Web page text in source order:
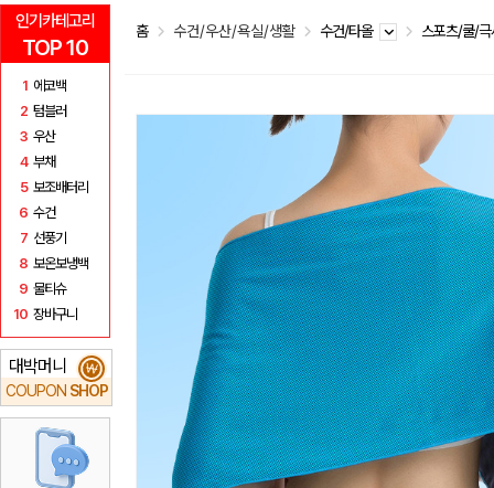
인기카테고리
TOP 10
1 에코백
2 텀블러
3 우산
4 부채
5 보조배터리
6 수건
7 선풍기
8 보온보냉백
9 물티슈
10 장바구니
대박머니
COUPON SHOP
₩
홈 수건/우산/욕실/생활 수건/타올 스포츠/쿨/